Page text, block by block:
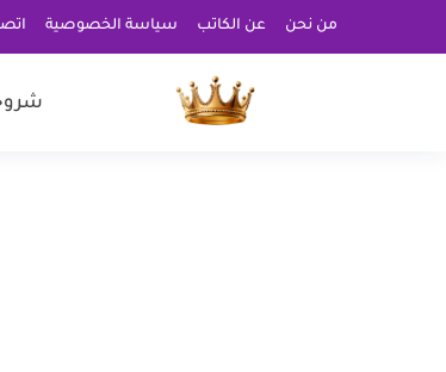
من نحن عن الكاتب سياسة الخصوصية